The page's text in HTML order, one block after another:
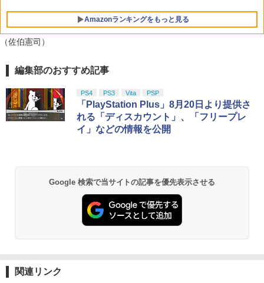
Amazonランキングをもっと見る
（佐伯憲司）
編集部のおすすめ記事
PS4 PS3 Vita PSP
「PlayStation Plus」8月20日より提供さ
れる「ディスカウント」、「フリープレ
イ」などの情報を公開
Google 検索で当サイトの記事を優先表示させる
関連リンク